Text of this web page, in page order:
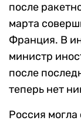
после
марта
Франция. В
министр
после
теперь нет
Россия